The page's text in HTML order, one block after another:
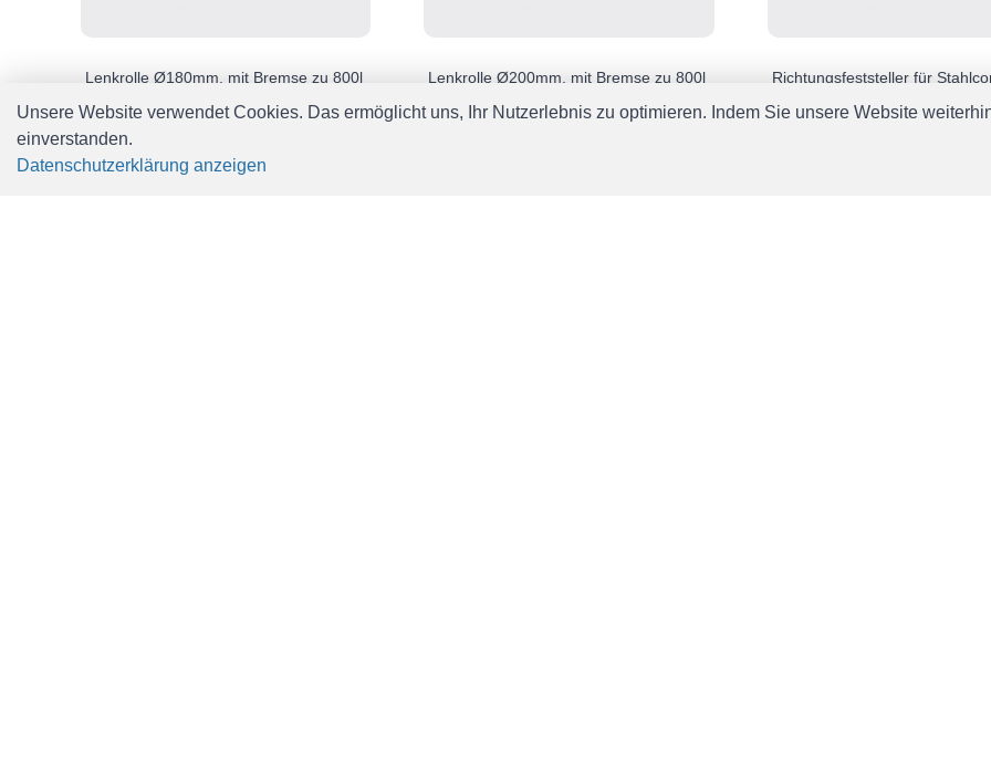
Lenkrolle Ø180mm, mit Bremse zu 800l
CHF 88.00
Lenkrolle Ø200mm, mit Bremse zu 800l
Richtungsfeststeller für
Unsere Website verwendet Cookies. Das ermöglicht uns, Ihr Nutzerlebnis zu optimieren. Indem Sie unsere Website
einverstanden.
Datenschutzerklärung anzeigen